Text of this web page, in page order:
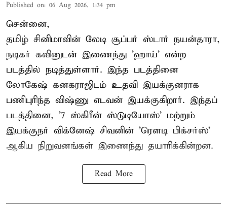
Published on: 06 Aug 2026, 1:34 pm
சென்னை,
தமிழ் சினிமாவின் லேடி சூப்பர் ஸ்டார் நயன்தாரா,
நடிகர் கவினுடன் இணைந்து 'ஹாய்' என்ற
படத்தில் நடித்துள்ளார். இந்த படத்தினை
லோகேஷ் கனகராஜிடம் உதவி இயக்குனராக
பணிபுரிந்த விஷ்ணு எடவன் இயக்குகிறார். இந்தப்
படத்தினை, '7 ஸ்கிரீன் ஸ்டுடியோஸ்' மற்றும்
இயக்குநர் விக்னேஷ் சிவனின் 'ரௌடி பிக்சர்ஸ்'
ஆகிய நிறுவனங்கள் இணைந்து தயாரிக்கின்றன.
Read More